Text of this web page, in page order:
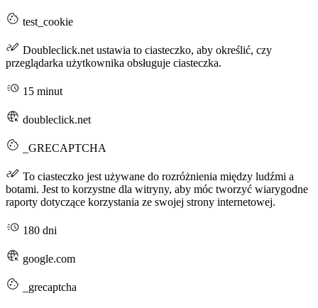
test_cookie
Doubleclick.net ustawia to ciasteczko, aby określić, czy
przeglądarka użytkownika obsługuje ciasteczka.
15 minut
doubleclick.net
_GRECAPTCHA
To ciasteczko jest używane do rozróżnienia między ludźmi a
botami. Jest to korzystne dla witryny, aby móc tworzyć wiarygodne
raporty dotyczące korzystania ze swojej strony internetowej.
180 dni
google.com
_grecaptcha